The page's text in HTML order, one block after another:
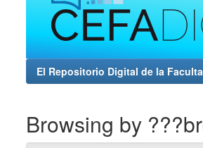
El Repositorio Digital de la
Browsing by